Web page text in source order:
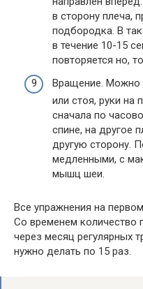
в сторону плеча,
подбородка. В
в течение 10-15
повторяется но,
Вращение. Можно
или стоя, руки на
сначала по
спине, на другое
другую сторону.
медленными, с
мышц шеи.
Все упражнения на
Со временем количество
через месяц регулярных
нужно делать по 15 раз.